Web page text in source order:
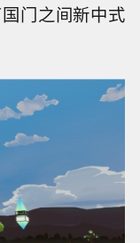
门之间新中式